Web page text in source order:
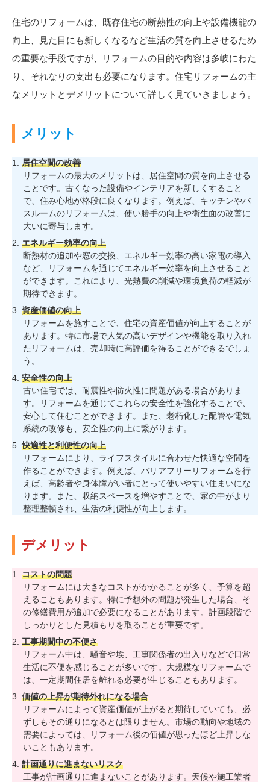
住宅のリフォームは、既存住宅の断熱性の向上や設備機能の
向上、見た目にも新しくなるなど生活の質を向上させるため
の重要な手段ですが、リフォームの目的や内容は多岐にわた
り、それなりの支出も必要になります。住宅リフォームの主
なメリットとデメリットについて詳しく見ていきましょう。
メリット
居住空間の改善
リフォームの最大のメリットは、居住空間の質を向上させる
ことです。古くなった設備やインテリアを新しくすること
で、住み心地が格段に良くなります。例えば、キッチンやバ
スルームのリフォームは、使い勝手の向上や衛生面の改善に
大いに寄与します。
エネルギー効率の向上
断熱材の追加や窓の交換、エネルギー効率の高い家電の導入
など、リフォームを通じてエネルギー効率を向上させること
ができます。これにより、光熱費の削減や環境負荷の軽減が
期待できます。
資産価値の向上
リフォームを施すことで、住宅の資産価値が向上することが
あります。特に市場で人気の高いデザインや機能を取り入れ
たリフォームは、売却時に高評価を得ることができるでしょ
う。
安全性の向上
古い住宅では、耐震性や防火性に問題がある場合がありま
す。リフォームを通じてこれらの安全性を強化することで、
安心して住むことができます。また、老朽化した配管や電気
系統の改修も、安全性の向上に繋がります。
快適性と利便性の向上
リフォームにより、ライフスタイルに合わせた快適な空間を
作ることができます。例えば、バリアフリーリフォームを行
えば、高齢者や身体障がい者にとって使いやすい住まいにな
ります。また、収納スペースを増やすことで、家の中がより
整理整頓され、生活の利便性が向上します。
デメリット
コストの問題
リフォームには大きなコストがかかることが多く、予算を超
えることもあります。特に予想外の問題が発生した場合、そ
の修繕費用が追加で必要になることがあります。計画段階で
しっかりとした見積もりを取ることが重要です。
工事期間中の不便さ
リフォーム中は、騒音や埃、工事関係者の出入りなどで日常
生活に不便を感じることが多いです。大規模なリフォームで
は、一定期間住居を離れる必要が生じることもあります。
価値の上昇が期待外れになる場合
リフォームによって資産価値が上がると期待していても、必
ずしもその通りになるとは限りません。市場の動向や地域の
需要によっては、リフォーム後の価値が思ったほど上昇しな
いこともあります。
計画通りに進まないリスク
工事が計画通りに進まないことがあります。天候や施工業者